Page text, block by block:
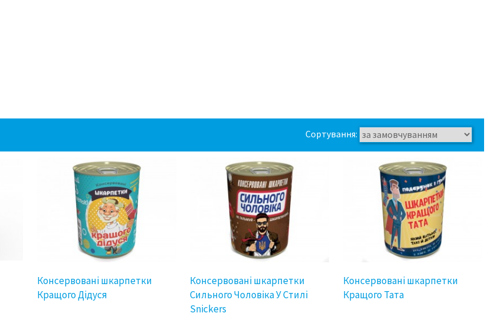
Сортування:
Консервовані шкарпетки
Кращого Дідуся
Консервовані шкарпетки
Сильного Чоловіка У Стилі
Snickers
Консервовані шкарпетки
Кращого Тата